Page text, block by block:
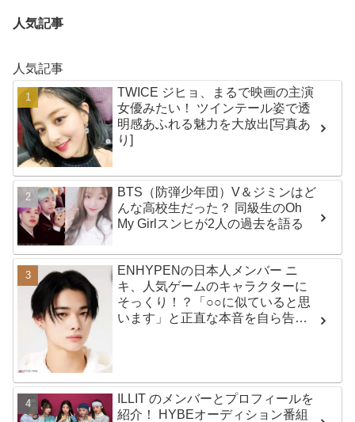
人気記事
人気記事
TWICE ジヒョ、まるで映画の主演
女優みたい！ ツインテール姿で透
明感あふれる魅力を大放出[写真あ
り]
BTS（防弾少年団）V＆ジミンはど
んな高校生だった？ 同級生のOh
My Girlスンヒが2人の過去を語る
ENHYPENの日本人メンバー ニ
キ、人気ゲームのキャラクターに
そっくり！？「○○に似ていると思
います」と正直な本音を自ら告
ILLIT のメンバーとプロフィールを
紹介！ HYBEオーディション番組